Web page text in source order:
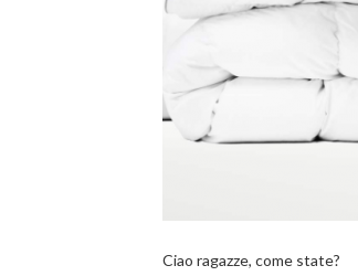
Ciao ragazze, come state?